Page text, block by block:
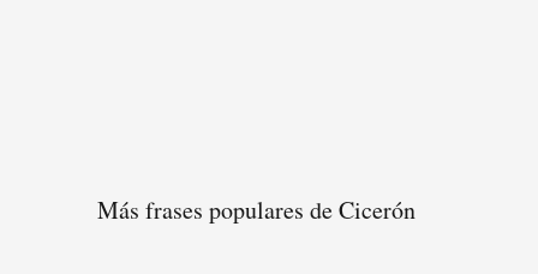
Más frases populares de Cicerón